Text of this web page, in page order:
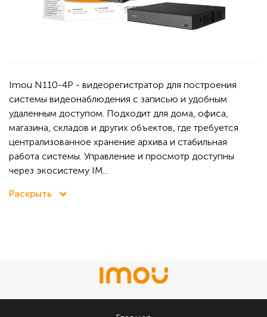
Imou N110-4P - видеорегистратор для построения
системы видеонаблюдения с записью и удобным
удаленным доступом. Подходит для дома, офиса,
магазина, складов и других объектов, где требуется
централизованное хранение архива и стабильная
работа системы. Управление и просмотр доступны
через экосистему IM...
Раскрыть